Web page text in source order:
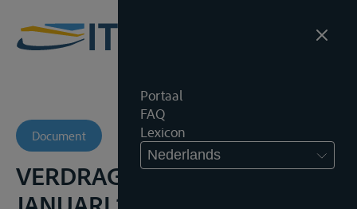
Portaal
FAQ
Lexicon
Nederlands
Document
VERDRAG VAN MÜNSTER, 30